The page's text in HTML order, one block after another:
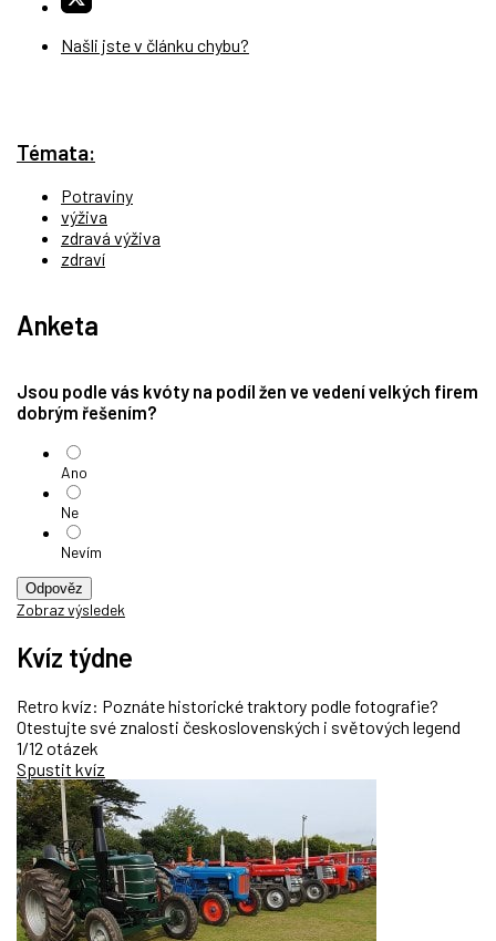
Našli jste v článku chybu?
Témata:
Potraviny
výživa
zdravá výživa
zdraví
Anketa
Jsou podle vás kvóty na podíl žen ve vedení velkých firem
dobrým řešením?
Ano
Ne
Nevím
Odpověz
Zobraz výsledek
Kvíz týdne
Retro kvíz: Poznáte historické traktory podle fotografie?
Otestujte své znalosti československých i světových legend
1/12 otázek
Spustit kvíz